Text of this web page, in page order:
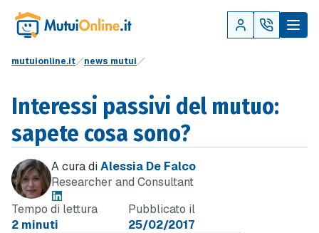
mutuionline.it news mutui
Interessi passivi del mutuo:
sapete cosa sono?
A cura diAlessia De Falco
Researcher and Consultant
Tempo di lettura
2 minuti
Pubblicato il
25/02/2017